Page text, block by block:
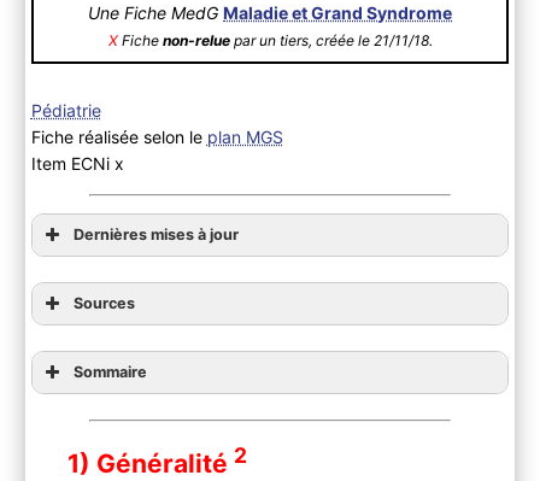
Une Fiche MedG Maladie et Grand Syndrome
XFiche non-reluepar un tiers, créée le 21/11/18.
Pédiatrie
Fiche réalisée selon le plan MGS
Item ECNi x
Dernières mises à jour
Sources
Sommaire
1) Généralité 2